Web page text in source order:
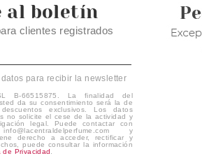
al boletín
clientes registrados
para recibir la newsletter
B-66515875. La finalidad del
da su consentimiento será la de
exclusivos. Los datos
no solicite el cese de la actividad y
legal. Puede contactar con
y
derecho a acceder, rectificar y
puede consultar la información
de Privacidad